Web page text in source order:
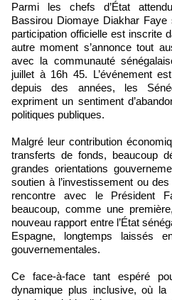
Parmi les chefs d’État
Bassirou Diomaye Diakhar
participation officielle est inscrite
autre moment s’annonce tout
avec la communauté
juillet à 16h 45. L’événement
depuis des années, les
expriment un sentiment
politiques publiques.
Malgré leur contribution
transferts de fonds, beaucoup
grandes orientations
soutien à l’investissement ou
rencontre avec le Président
beaucoup, comme une
nouveau rapport entre l’État
Espagne, longtemps laissés
gouvernementales.
Ce face-à-face tant espéré
dynamique plus inclusive, où